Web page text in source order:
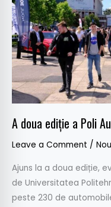
A doua ediție a Poli
Leave a Comment /
Ajuns la a doua ediție,
de Universitatea
peste 230 de
Poli
AutoFest
debutează
astăzi